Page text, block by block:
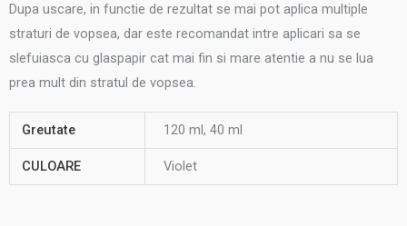
Dupa uscare, in functie de rezultat se mai pot aplica multiple
straturi de vopsea, dar este recomandat intre aplicari sa se
slefuiasca cu glaspapir cat mai fin si mare atentie a nu se lua
prea mult din stratul de vopsea.
Greutate 120 ml, 40 ml
CULOARE Violet